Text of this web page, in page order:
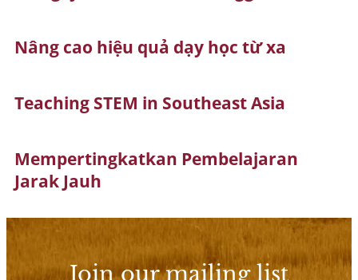
Nâng cao hiệu quả dạy học từ xa
Teaching STEM in Southeast Asia
Mempertingkatkan Pembelajaran
Jarak Jauh
Join our mailing list